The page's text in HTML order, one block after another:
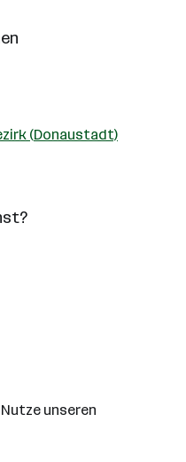
(Donaustadt)
unseren